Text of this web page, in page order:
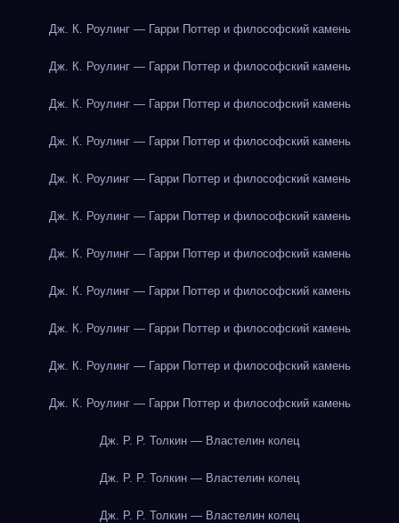
Дж. К. Роулинг — Гарри Поттер и философский камень
Дж. К. Роулинг — Гарри Поттер и философский камень
Дж. К. Роулинг — Гарри Поттер и философский камень
Дж. К. Роулинг — Гарри Поттер и философский камень
Дж. К. Роулинг — Гарри Поттер и философский камень
Дж. К. Роулинг — Гарри Поттер и философский камень
Дж. К. Роулинг — Гарри Поттер и философский камень
Дж. К. Роулинг — Гарри Поттер и философский камень
Дж. К. Роулинг — Гарри Поттер и философский камень
Дж. К. Роулинг — Гарри Поттер и философский камень
Дж. К. Роулинг — Гарри Поттер и философский камень
Дж. Р. Р. Толкин — Властелин колец
Дж. Р. Р. Толкин — Властелин колец
Дж. Р. Р. Толкин — Властелин колец